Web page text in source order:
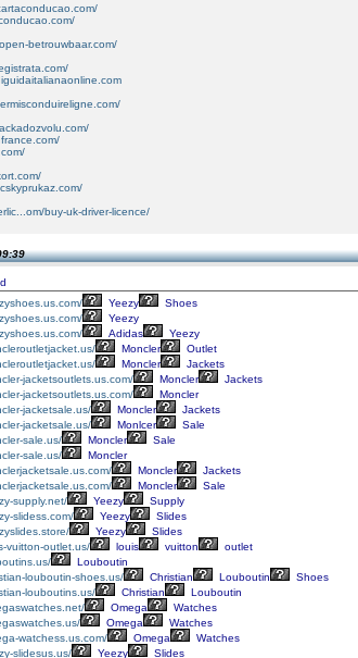
betrouwbaar.com/
buy-uk-driver-licence/
Yeezy
Shoes
Yeezy
Adidas
Yeezy
Moncler
Outlet
Moncler
Jackets
jacketsoutlets.us.com/
Moncler
Jackets
jacketsoutlets.us.com/
Moncler
jacketsale.us/
Moncler
Jackets
jacketsale.us/
Monlcer
Sale
sale.us/
Moncler
Sale
sale.us/
Moncler
Moncler
Jackets
Moncler
Sale
supply.net/
Yeezy
Supply
slidess.com/
Yeezy
Slides
Yeezy
Slides
vuitton-outlet.us/
louis vuitton
outlet
Louboutin
louboutin-shoes.us/
Christian Louboutin
Shoes
louboutins.us/
Christian
Louboutin
Omega
Watches
Omega
Watches
watchess.us.com/
Omega
Watches
slidesus.us/
Yeezy
Slides